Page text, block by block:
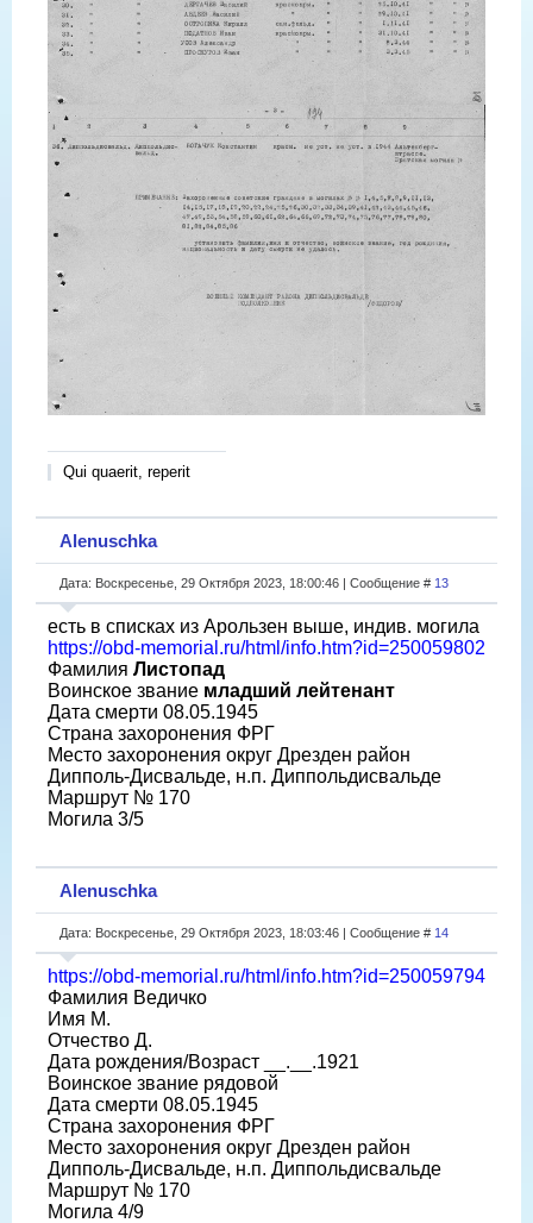
Qui quaerit, reperit
Alenuschka
Дата: Воскресенье, 29 Октября 2023, 18:00:46 | Сообщение # 13
есть в списках из Арользен выше, индив. могила
https://obd-memorial.ru/html/info.htm?id=250059802
Фамилия Листопад
Воинское звание младший лейтенант
Дата смерти 08.05.1945
Страна захоронения ФРГ
Место захоронения округ Дрезден район
Дипполь-Дисвальде, н.п. Диппольдисвальде
Маршрут № 170
Могила 3/5
Alenuschka
Дата: Воскресенье, 29 Октября 2023, 18:03:46 | Сообщение # 14
https://obd-memorial.ru/html/info.htm?id=250059794
Фамилия Ведичко
Имя М.
Отчество Д.
Дата рождения/Возраст __.__.1921
Воинское звание рядовой
Дата смерти 08.05.1945
Страна захоронения ФРГ
Место захоронения округ Дрезден район
Дипполь-Дисвальде, н.п. Диппольдисвальде
Маршрут № 170
Могила 4/9